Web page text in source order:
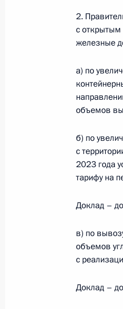
21 ноября
Подписан
21 ноября
В
16 ноября
2.
с
железные
а) по
объемов
б) по
с
2023 года
тарифу на
Доклад –
в) по
объемов
с
Доклад –